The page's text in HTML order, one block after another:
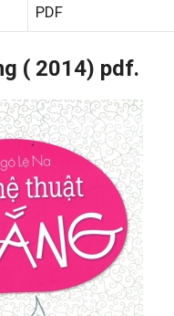
PDF
( 2014) pdf.